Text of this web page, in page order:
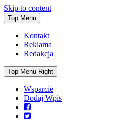
Skip to content
Top Menu
Kontakt
Reklama
Redakcja
Top Menu Right
Wsparcie
Dodaj Wpis